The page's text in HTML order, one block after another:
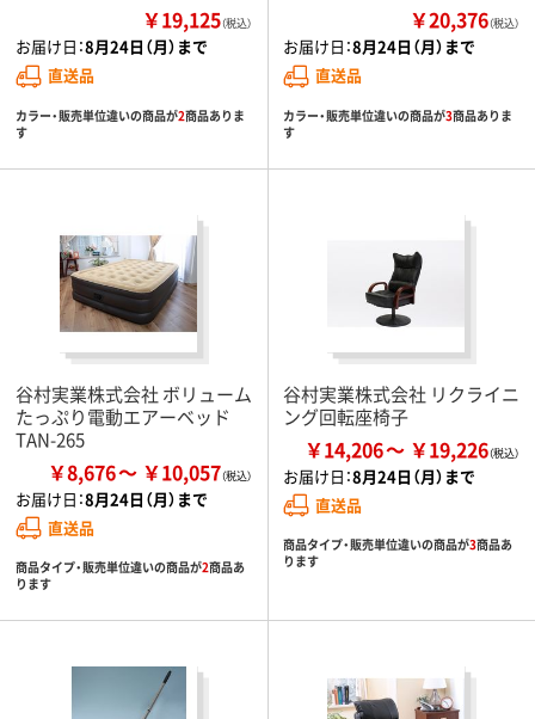
￥19,125（税込）
お届け日：8月24日（月）まで
直送品
カラー・販売単位違いの商品が2商品ありま
す
￥20,376（税込）
お届け日：8月24日（月）まで
直送品
カラー・販売単位違いの商品が3商品ありま
す
谷村実業株式会社 ボリューム
たっぷり電動エアーベッド
TAN-265
￥8,676 ￥10,057
お届け日：8月24日（月）まで
直送品
商品タイプ・販売単位違いの商品が2商品あ
ります
谷村実業株式会社 リクライニ
ング回転座椅子
￥14,206 ￥19,226
お届け日：8月24日（月）まで
直送品
商品タイプ・販売単位違いの商品が3商品あ
ります